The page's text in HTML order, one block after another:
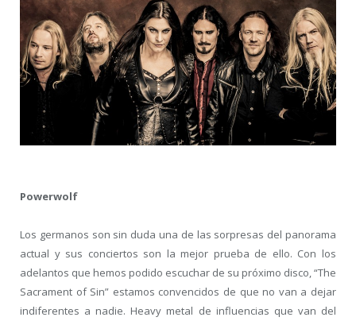
Powerwolf
Los germanos son sin duda una de las sorpresas del panorama
actual y sus conciertos son la mejor prueba de ello. Con los
adelantos que hemos podido escuchar de su próximo disco, “The
Sacrament of Sin” estamos convencidos de que no van a dejar
indiferentes a nadie. Heavy metal de influencias que van del